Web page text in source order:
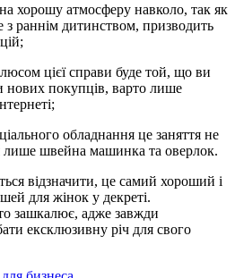
хорошу атмосферу навколо, так як
з раннім дитинством, призводить
цієї справи буде той, що ви
нових покупців, варто лише
обладнання це заняття не
лише швейна машинка та оверлок.
відзначити, це самий хороший і
для жінок у декреті.
зашкалює, адже завжди
ексклюзивну річ для свого